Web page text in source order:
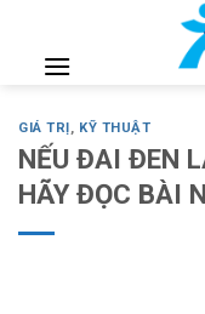
content
GIÁ TRỊ, KỸ THUẬT
NẾU ĐAI ĐEN
HÃY ĐỌC BÀI